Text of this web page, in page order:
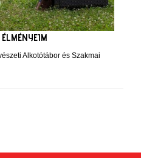
Alkotótábor és Szakmai